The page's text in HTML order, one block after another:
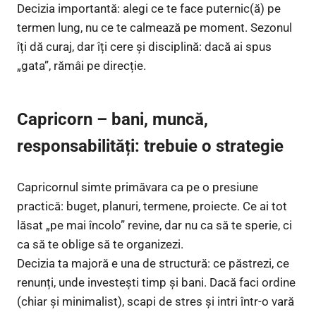
Decizia importantă: alegi ce te face puternic(ă) pe
termen lung, nu ce te calmează pe moment. Sezonul
îți dă curaj, dar îți cere și disciplină: dacă ai spus
„gata”, rămâi pe direcție.
Capricorn – bani, muncă,
responsabilități: trebuie o strategie
Capricornul simte primăvara ca pe o presiune
practică: buget, planuri, termene, proiecte. Ce ai tot
lăsat „pe mai încolo” revine, dar nu ca să te sperie, ci
ca să te oblige să te organizezi.
Decizia ta majoră e una de structură: ce păstrezi, ce
renunți, unde investești timp și bani. Dacă faci ordine
(chiar și minimalist), scapi de stres și intri într-o vară